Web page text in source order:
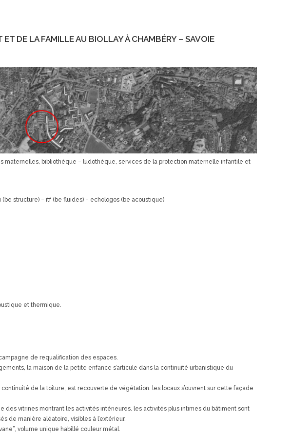
DE LA FAMILLE AU BIOLLAY À CHAMBÉRY – SAVOIE
maternelles, bibliothèque – ludothèque, services de la protection maternelle infantile et
structure) – itf (be fluides) – echologos (be acoustique)
et thermique.
de requalification des espaces.
la maison de la petite enfance s’articule dans la continuité urbanistique du
de la toiture, est recouverte de végétation. les locaux s’ouvrent sur cette façade
des vitrines montrant les activités intérieures. les activités plus intimes du bâtiment sont
de manière aléatoire, visibles à l’extérieur.
volume unique habillé couleur métal.